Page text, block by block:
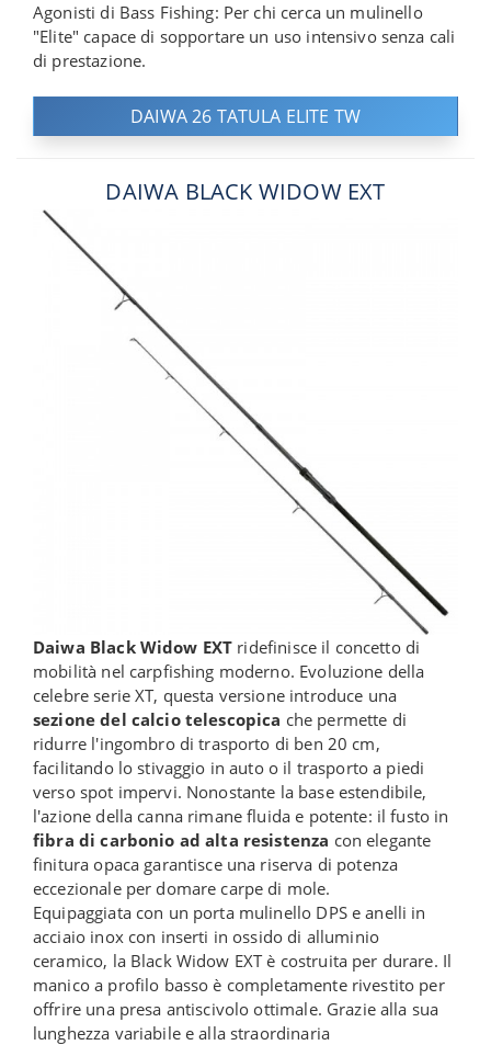
Agonisti di Bass Fishing: Per chi cerca un mulinello
"Elite" capace di sopportare un uso intensivo senza cali
di prestazione.
DAIWA 26 TATULA ELITE TW
DAIWA BLACK WIDOW EXT
Daiwa Black Widow EXT ridefinisce il concetto di
mobilità nel carpfishing moderno. Evoluzione della
celebre serie XT, questa versione introduce una
sezione del calcio telescopica che permette di
ridurre l'ingombro di trasporto di ben 20 cm,
facilitando lo stivaggio in auto o il trasporto a piedi
verso spot impervi. Nonostante la base estendibile,
l'azione della canna rimane fluida e potente: il fusto in
fibra di carbonio ad alta resistenza con elegante
finitura opaca garantisce una riserva di potenza
eccezionale per domare carpe di mole.
Equipaggiata con un porta mulinello DPS e anelli in
acciaio inox con inserti in ossido di alluminio
ceramico, la Black Widow EXT è costruita per durare. Il
manico a profilo basso è completamente rivestito per
offrire una presa antiscivolo ottimale. Grazie alla sua
lunghezza variabile e alla straordinaria